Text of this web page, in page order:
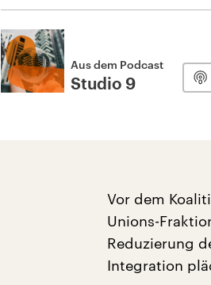
Aus dem Podcast
Studio 9
Vor dem
Unions-
Reduzierung
Integration